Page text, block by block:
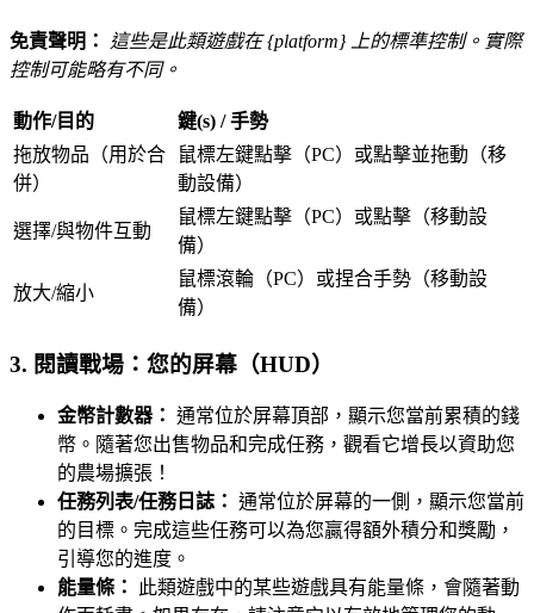
免責聲明：
這些是此類遊戲在 {platform} 上的標準控制。實際
控制可能略有不同。
動作/目的
鍵(s) / 手勢
拖放物品（用於合
併）
鼠標左鍵點擊（PC）或點擊並拖動（移
動設備）
選擇/與物件互動
鼠標左鍵點擊（PC）或點擊（移動設
備）
放大/縮小
鼠標滾輪（PC）或捏合手勢（移動設
備）
3. 閱讀戰場：您的屏幕（HUD）
金幣計數器： 通常位於屏幕頂部，顯示您當前累積的錢
幣。隨著您出售物品和完成任務，觀看它增長以資助您
的農場擴張！
任務列表/任務日誌： 通常位於屏幕的一側，顯示您當前
的目標。完成這些任務可以為您贏得額外積分和獎勵，
引導您的進度。
能量條：
此類遊戲中的某些遊戲具有能量條，會隨著動